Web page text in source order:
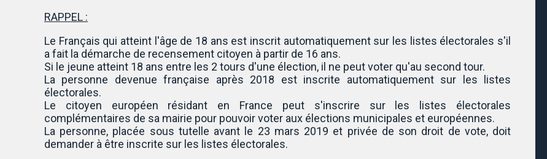
RAPPEL :
Le Français qui atteint l'âge de 18 ans est inscrit automatiquement sur les listes électorales s'il
a fait la démarche de recensement citoyen à partir de 16 ans.
Si le jeune atteint 18 ans entre les 2 tours d'une élection, il ne peut voter qu'au second tour.
La personne devenue française après 2018 est inscrite automatiquement sur les listes
électorales.
Le citoyen européen résidant en France peut s'inscrire sur les listes électorales
complémentaires de sa mairie pour pouvoir voter aux élections municipales et européennes.
La personne, placée sous tutelle avant le 23 mars 2019 et privée de son droit de vote, doit
demander à être inscrite sur les listes électorales.